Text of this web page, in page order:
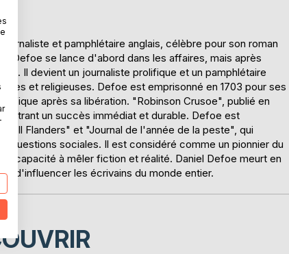
et pamphlétaire anglais, célèbre pour son roman
Defoe se lance d'abord dans les affaires, mais après
Il devient un journaliste prolifique et un pamphlétaire
et religieuses. Defoe est emprisonné en 1703 pour ses
après sa libération. "Robinson Crusoe", publié en
un succès immédiat et durable. Defoe est
Flanders" et "Journal de l'année de la peste", qui
questions sociales. Il est considéré comme un pionnier du
capacité à mêler fiction et réalité. Daniel Defoe meurt en
d'influencer les écrivains du monde entier.